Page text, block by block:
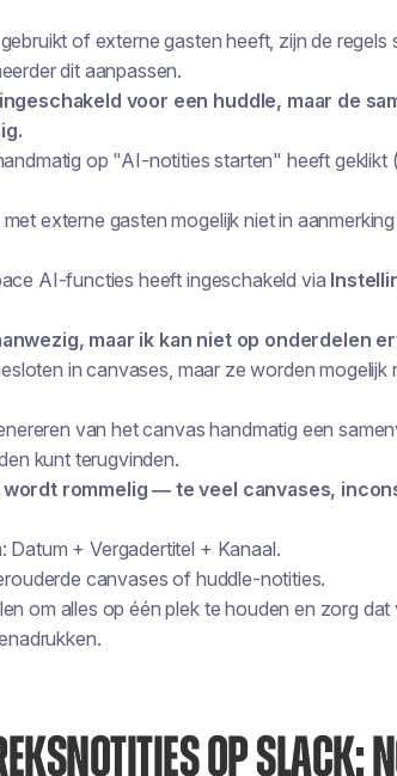
of externe gasten heeft, zijn de
dit aanpassen.
voor een huddle, maar de
op "AI-notities starten" heeft geklikt
externe gasten mogelijk niet in
AI-functies heeft ingeschakeld via
maar ik kan niet op onderdelen
in canvases, maar ze worden mogelijk
van het canvas handmatig een
kunt terugvinden.
rommelig — te veel canvases,
Datum + Vergadertitel + Kanaal.
canvases of huddle-notities.
om alles op één plek te houden en zorg dat
OP SLACK: